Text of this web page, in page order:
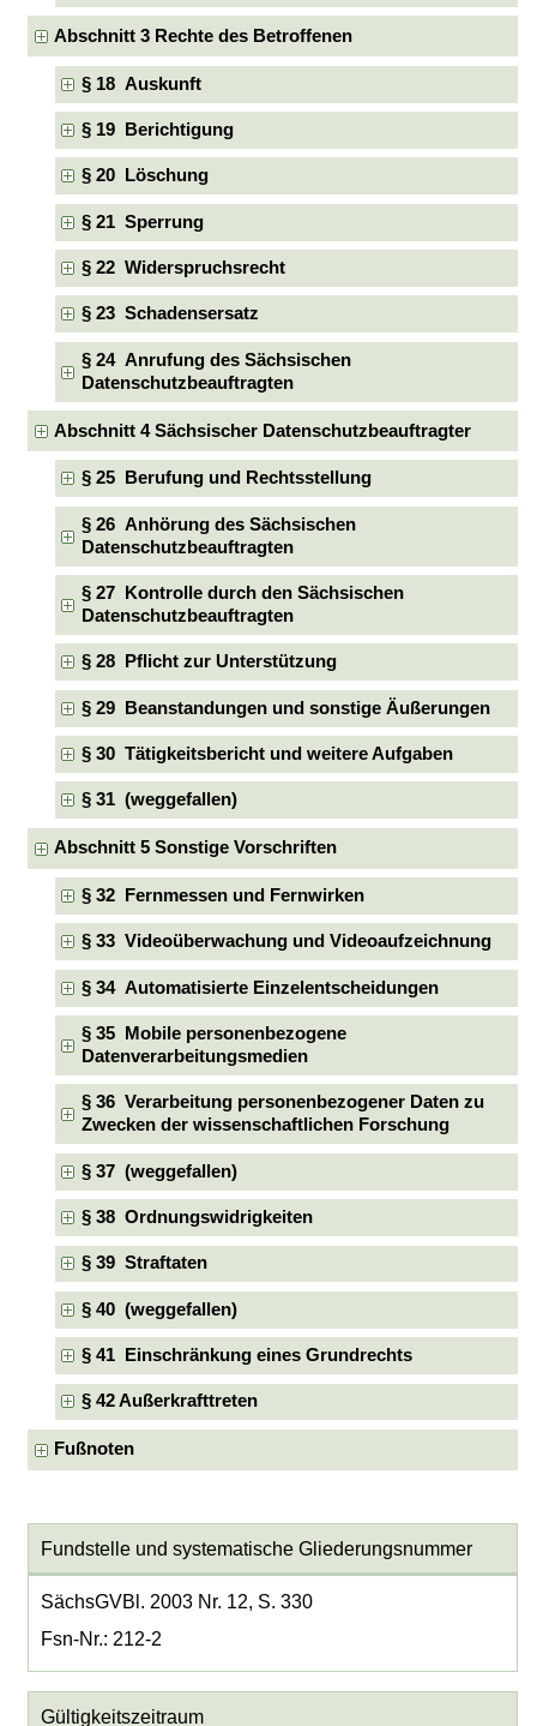
Abschnitt 3 Rechte des Betroffenen
§ 18 Auskunft
§ 19 Berichtigung
§ 20 Löschung
§ 21 Sperrung
§ 22 Widerspruchsrecht
§ 23 Schadensersatz
§ 24 Anrufung des Sächsischen
Datenschutzbeauftragten
Abschnitt 4 Sächsischer Datenschutzbeauftragter
§ 25 Berufung und Rechtsstellung
§ 26 Anhörung des Sächsischen
Datenschutzbeauftragten
§ 27 Kontrolle durch den Sächsischen
Datenschutzbeauftragten
§ 28 Pflicht zur Unterstützung
§ 29 Beanstandungen und sonstige Äußerungen
§ 30 Tätigkeitsbericht und weitere Aufgaben
§ 31 (weggefallen)
Abschnitt 5 Sonstige Vorschriften
§ 32 Fernmessen und Fernwirken
§ 33 Videoüberwachung und Videoaufzeichnung
§ 34 Automatisierte Einzelentscheidungen
§ 35 Mobile personenbezogene
Datenverarbeitungsmedien
§ 36 Verarbeitung personenbezogener Daten zu
Zwecken der wissenschaftlichen Forschung
§ 37 (weggefallen)
§ 38 Ordnungswidrigkeiten
§ 39 Straftaten
§ 40 (weggefallen)
§ 41 Einschränkung eines Grundrechts
§ 42 Außerkrafttreten
Fußnoten
Fundstelle und systematische Gliederungsnummer
SächsGVBl. 2003 Nr. 12, S. 330
Fsn-Nr.: 212-2
Gültigkeitszeitraum